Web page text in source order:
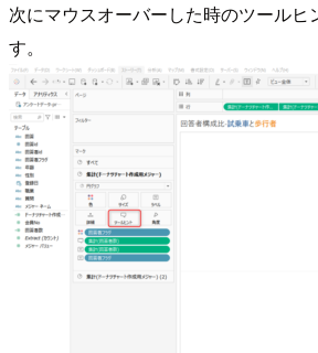
次にマウスオーバーした時のツールヒ
す。